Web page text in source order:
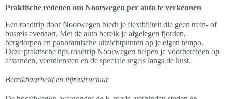
Praktische redenen om Noorwegen per auto te verkennen
Een roadtrip door Noorwegen biedt je flexibiliteit die geen trein- of
busreis evenaart. Met de auto bereik je afgelegen fjorden,
bergdorpen en panoramische uitzichtpunten op je eigen tempo.
Deze praktische tips roadtrip Noorwegen helpen je voorbereiden op
afstanden, veerdiensten en de speciale regels langs de kust.
Bereikbaarheid en infrastructuur